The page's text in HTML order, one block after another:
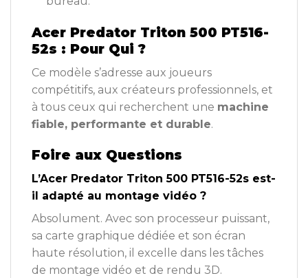
Acer Predator Triton 500 PT516-
52s : Pour Qui ?
Ce modèle s’adresse aux joueurs
compétitifs, aux créateurs professionnels, et
à tous ceux qui recherchent une machine
fiable, performante et durable.
Foire aux Questions
L’Acer Predator Triton 500 PT516-52s est-
il adapté au montage vidéo ?
Absolument. Avec son processeur puissant,
sa carte graphique dédiée et son écran
haute résolution, il excelle dans les tâches
de montage vidéo et de rendu 3D.